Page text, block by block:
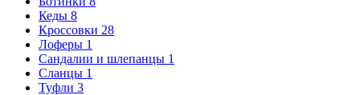
Кеды 8
Кроссовки 28
Лоферы 1
Сандалии и шлепанцы 1
Сланцы 1
Туфли 3